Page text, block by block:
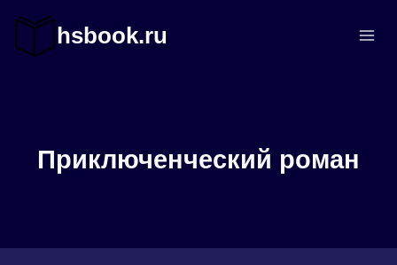
содержимомуhsbook.ru
Приключенческий роман